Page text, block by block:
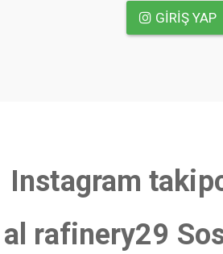
GIRIŞ YAP
Instagram
al rafinery29